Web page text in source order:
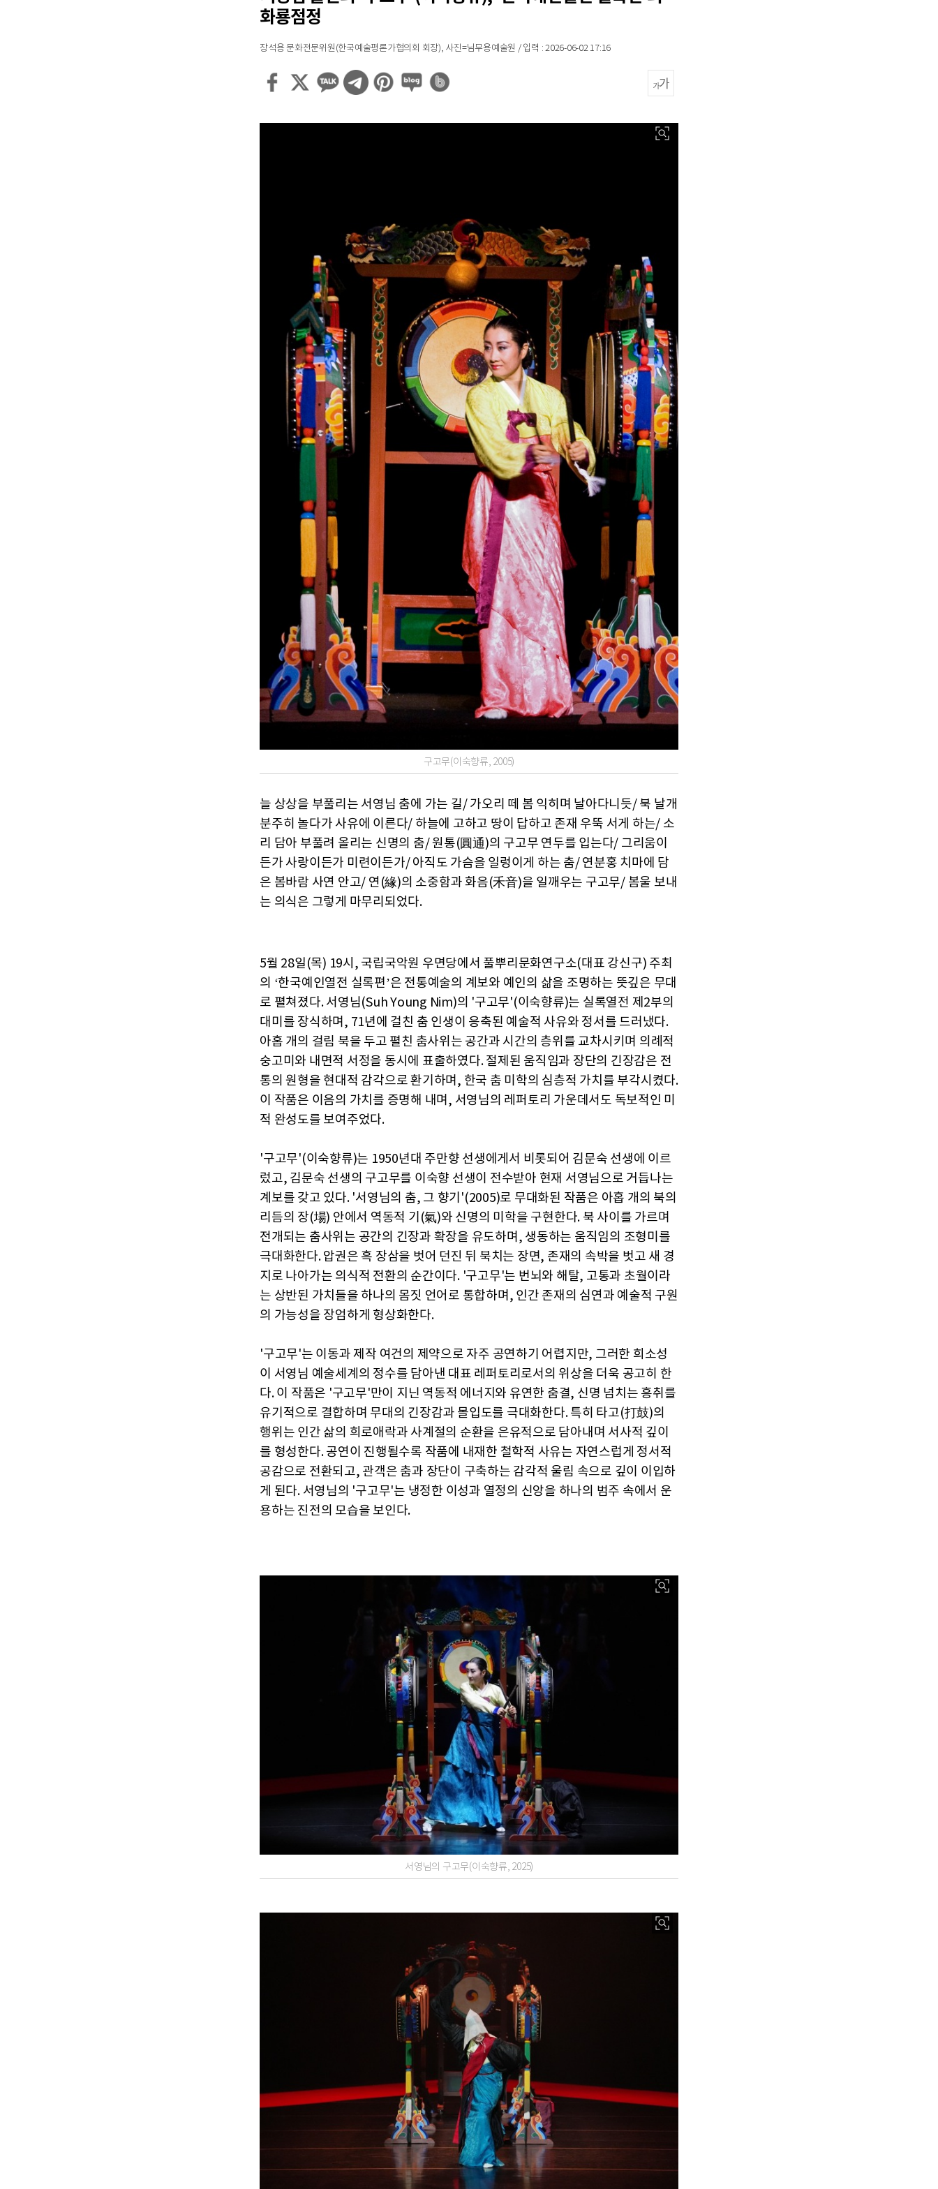
화룡점정
장석용 문화전문위원(한국예술평론가협의회 회장), 사진=님무용예술원 / 입력 : 2026-06-02 17:16
구고무(이숙향류, 2005)
늘 상상을 부풀리는 서영님 춤에 가는 길/ 가오리 떼 봄 익히며 날아다니듯/ 북 날개
분주히 놀다가 사유에 이른다/ 하늘에 고하고 땅이 답하고 존재 우뚝 서게 하는/ 소
리 담아 부풀려 올리는 신명의 춤/ 원통(圓通)의 구고무 연두를 입는다/ 그리움이
든가 사랑이든가 미련이든가/ 아직도 가슴을 일렁이게 하는 춤/ 연분홍 치마에 담
은 봄바람 사연 안고/ 연(緣)의 소중함과 화음(禾音)을 일깨우는 구고무/ 봄울 보내
는 의식은 그렇게 마무리되었다.
5월 28일(목) 19시, 국립국악원 우면당에서 풀뿌리문화연구소(대표 강신구) 주최
의 ‘한국예인열전 실록편’은 전통예술의 계보와 예인의 삶을 조명하는 뜻깊은 무대
로 펼쳐졌다. 서영님(Suh Young Nim)의 '구고무'(이숙향류)는 실록열전 제2부의
대미를 장식하며, 71년에 걸친 춤 인생이 응축된 예술적 사유와 정서를 드러냈다.
아홉 개의 걸림 북을 두고 펼친 춤사위는 공간과 시간의 층위를 교차시키며 의례적
숭고미와 내면적 서정을 동시에 표출하였다. 절제된 움직임과 장단의 긴장감은 전
통의 원형을 현대적 감각으로 환기하며, 한국 춤 미학의 심층적 가치를 부각시켰다.
이 작품은 이음의 가치를 증명해 내며, 서영님의 레퍼토리 가운데서도 독보적인 미
적 완성도를 보여주었다.
'구고무'(이숙향류)는 1950년대 주만향 선생에게서 비롯되어 김문숙 선생에 이르
렀고, 김문숙 선생의 구고무를 이숙향 선생이 전수받아 현재 서영님으로 거듭나는
계보를 갖고 있다. '서영님의 춤, 그 향기'(2005)로 무대화된 작품은 아홉 개의 북의
리듬의 장(場) 안에서 역동적 기(氣)와 신명의 미학을 구현한다. 북 사이를 가르며
전개되는 춤사위는 공간의 긴장과 확장을 유도하며, 생동하는 움직임의 조형미를
극대화한다. 압권은 흑 장삼을 벗어 던진 뒤 북치는 장면, 존재의 속박을 벗고 새 경
지로 나아가는 의식적 전환의 순간이다. '구고무'는 번뇌와 해탈, 고통과 초월이라
는 상반된 가치들을 하나의 몸짓 언어로 통합하며, 인간 존재의 심연과 예술적 구원
의 가능성을 장엄하게 형상화한다.
'구고무'는 이동과 제작 여건의 제약으로 자주 공연하기 어렵지만, 그러한 희소성
이 서영님 예술세계의 정수를 담아낸 대표 레퍼토리로서의 위상을 더욱 공고히 한
다. 이 작품은 '구고무'만이 지닌 역동적 에너지와 유연한 춤결, 신명 넘치는 흥취를
유기적으로 결합하며 무대의 긴장감과 몰입도를 극대화한다. 특히 타고(打鼓)의
행위는 인간 삶의 희로애락과 사계절의 순환을 은유적으로 담아내며 서사적 깊이
를 형성한다. 공연이 진행될수록 작품에 내재한 철학적 사유는 자연스럽게 정서적
공감으로 전환되고, 관객은 춤과 장단이 구축하는 감각적 울림 속으로 깊이 이입하
게 된다. 서영님의 '구고무'는 냉정한 이성과 열정의 신앙을 하나의 범주 속에서 운
용하는 진전의 모습을 보인다.
서영님의 구고무(이숙향류, 2025)